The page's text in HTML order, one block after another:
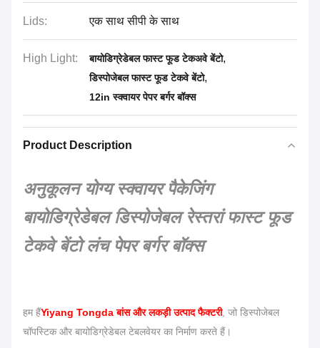
Lids: एक साथ सीपी के साथ
High Light: बायोडिग्रेडेबल फास्ट फूड टेकअवे बेंटो,
डिस्पोजेबल फास्ट फूड टेकवे बेंटो,
12in स्क्वायर पेपर बर्गर बॉक्स
Product Description
अनुकूलन योग्य स्क्वायर पैकेजिंग
बायोडिग्रेडेबल डिस्पोजेबल रेस्तरां फास्ट फूड
टेकवे बेंटो लंच पेपर बर्गर बॉक्स
हम हैंYiyang Tongda बांस और लकड़ी उत्पाद फैक्टरी, जो डिस्पोजेबल
चॉपस्टिक और बायोडिग्रेडेबल टेबलवेयर का निर्माण करते हैं।